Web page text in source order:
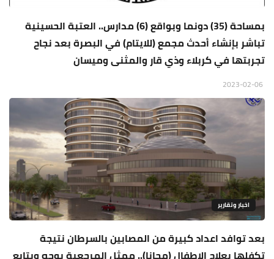
بمساحة (35) دونما وبواقع (6) مدارس.. العتبة الحسينية
تباشر بإنشاء أحدث مجمع (للايتام) في البصرة بعد نجاح
تجربتها في كربلاء وذي قار والمثنى وميسان
اخبار وتقارير
بعد توافد اعداد كبيرة من المصابين بالسرطان نتيجة
تكفلها بعلاج الاطفال (مجانا).. ممثل المرجعية يوجه ويتابع